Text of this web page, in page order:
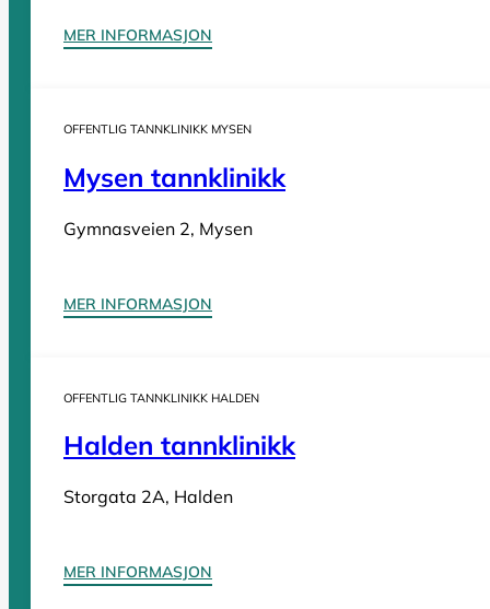
MER INFORMASJON
OFFENTLIG TANNKLINIKK MYSEN
Mysen tannklinikk
Gymnasveien 2, Mysen
MER INFORMASJON
OFFENTLIG TANNKLINIKK HALDEN
Halden tannklinikk
Storgata 2A, Halden
MER INFORMASJON
Tannleger etter fylke
Tannleger Agder
Tannleger Akershus
Tannleger Buskerud
Tannleger Finnmark
Tannleger Møre og Romsdal
Tannleger Østfold
Tannleger Telemark
Tannleger Troms
Tannleger Vestland